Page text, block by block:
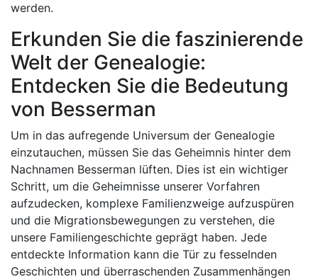
werden.
Erkunden Sie die faszinierende
Welt der Genealogie:
Entdecken Sie die Bedeutung
von Besserman
Um in das aufregende Universum der Genealogie
einzutauchen, müssen Sie das Geheimnis hinter dem
Nachnamen Besserman lüften. Dies ist ein wichtiger
Schritt, um die Geheimnisse unserer Vorfahren
aufzudecken, komplexe Familienzweige aufzuspüren
und die Migrationsbewegungen zu verstehen, die
unsere Familiengeschichte geprägt haben. Jede
entdeckte Information kann die Tür zu fesselnden
Geschichten und überraschenden Zusammenhängen